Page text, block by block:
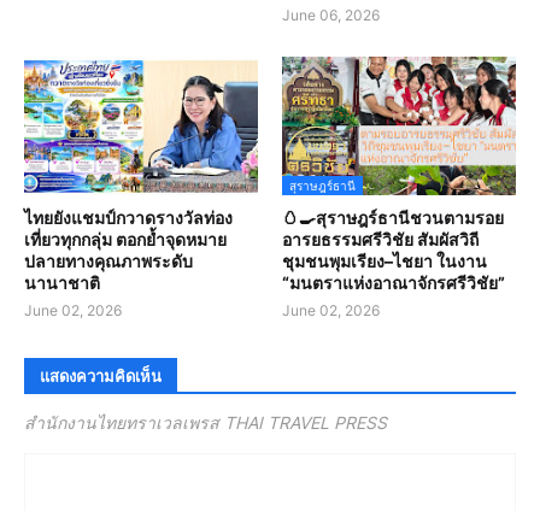
June 06, 2026
ไทยยังแชมป์กวาดรางวัลท่อง
เที่ยวทุกกลุ่ม ตอกย้ำจุดหมาย
ปลายทางคุณภาพระดับ
นานาชาติ
June 02, 2026
สุราษฎร์ธานี
🥚🍳สุราษฎร์ธานีชวนตามรอย
อารยธรรมศรีวิชัย สัมผัสวิถี
ชุมชนพุมเรียง–ไชยา ในงาน
“มนตราแห่งอาณาจักรศรีวิชัย”
June 02, 2026
แสดงความคิดเห็น
สำนักงานไทยทราเวลเพรส THAI TRAVEL PRESS